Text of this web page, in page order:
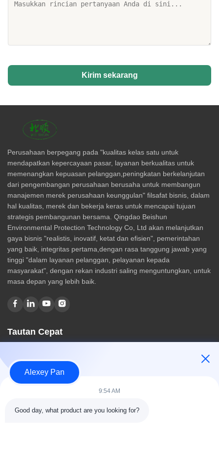
Kirim sekarang
Perusahaan berpegang pada "kualitas kelas satu untuk
mendapatkan kepercayaan pasar, layanan berkualitas untuk
memenangkan kepuasan pelanggan,peningkatan berkelanjutan
dari pengembangan perusahaan berusaha untuk membangun
manajemen merek perusahaan keunggulan" filsafat bisnis, dalam
hal kualitas, merek dan bekerja keras untuk mencapai tujuan
strategis pembangunan bersama. Qingdao Beishun
Environmental Protection Technology Co, Ltd akan melanjutkan
gaya bisnis "realistis, inovatif, ketat dan efisien", pemerintahan
yang baik, integritas pertama,dengan rasa tanggung jawab yang
tinggi "dalam layanan pelanggan, pelayanan kepada
masyarakat", dengan rekan industri saling menguntungkan, untuk
masa depan yang lebih baik.
Tautan Cepat
Tentang kami
Produk
Kategori
Alexey Pan
9:54 AM
Good day, what product are you looking for?